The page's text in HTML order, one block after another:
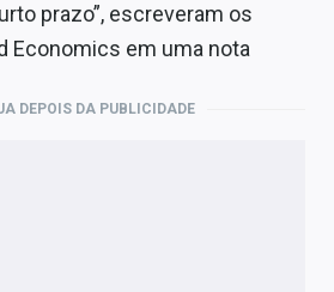
prazo”, escreveram os
Economics em uma nota
DEPOIS DA PUBLICIDADE